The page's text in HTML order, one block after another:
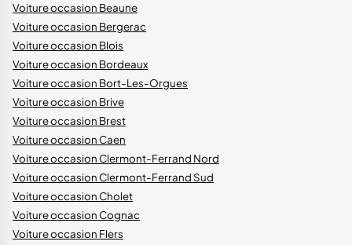
Voiture occasion Beaune
Voiture occasion Bergerac
Voiture occasion Blois
Voiture occasion Bordeaux
Voiture occasion Bort-Les-Orgues
Voiture occasion Brive
Voiture occasion Brest
Voiture occasion Caen
Voiture occasion Clermont-Ferrand Nord
Voiture occasion Clermont-Ferrand Sud
Voiture occasion Cholet
Voiture occasion Cognac
Voiture occasion Flers